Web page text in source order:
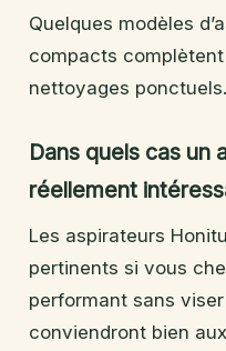
Quelques modèles
compacts
nettoyages ponctuels.
Dans quels cas un
réellement
Les aspirateurs
pertinents si vous
performant sans
conviendront bien aux